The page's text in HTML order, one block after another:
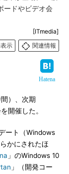
ードやビデオ会
[ITmedia]
示
関連情報
Hatena
）、次期
開催した。
ート（Windows
かにされたほ
」のWindows 10
」（開発コー